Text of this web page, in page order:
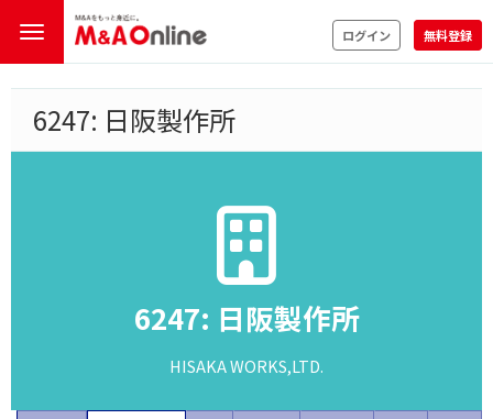
ログイン 無料登録
6247: 日阪製作所
6247: 日阪製作所
HISAKA WORKS,LTD.